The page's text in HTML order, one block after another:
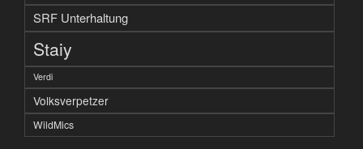
SRF Unterhaltung
Staiy
Verdi
Volksverpetzer
WildMics